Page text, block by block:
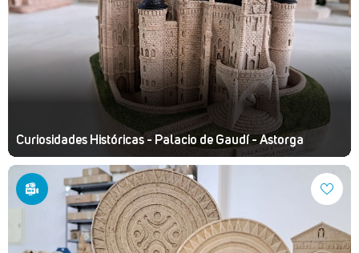
Curiosidades Históricas - Palacio de Gaudí - Astorga